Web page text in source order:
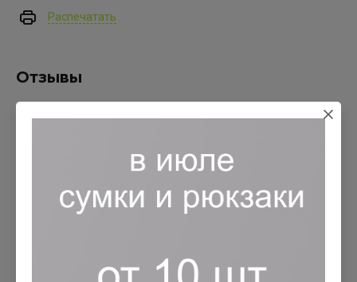
Распечатать
Отзывы
Заполните обязательные поля*